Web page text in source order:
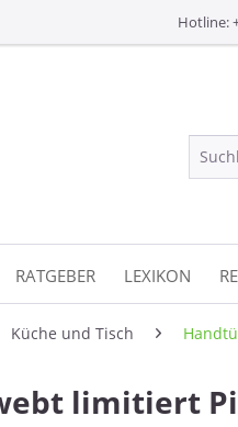
Hotline:
RATGEBER LEXIKON
Küche und Tisch
limitiert